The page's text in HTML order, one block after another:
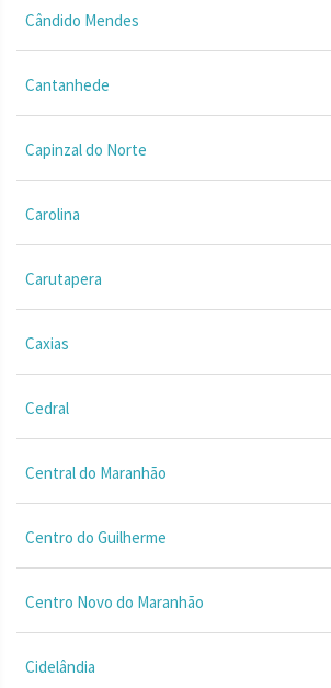
Cândido Mendes
Cantanhede
Capinzal do Norte
Carolina
Carutapera
Caxias
Cedral
Central do Maranhão
Centro do Guilherme
Centro Novo do Maranhão
Cidelândia